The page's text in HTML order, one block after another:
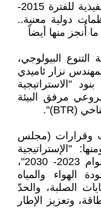
الوطنية للتنوع البيولوجي والخطة التنفيذية للفترة 2015-
دولية معنية..
أُنجز منها أيضاً
التنوع البيولوجي،
نزار ئاميدي
"الاستراتيجية
مرفق البيئة
توصيات وقرارات (مجلس
"الإستراتيجية
الوطنية للحد من التلوث البيئي للأعوام 2023- 2030"،
الهواء والمياه
الصلبة، والحدّ
وتعزيز الإطار